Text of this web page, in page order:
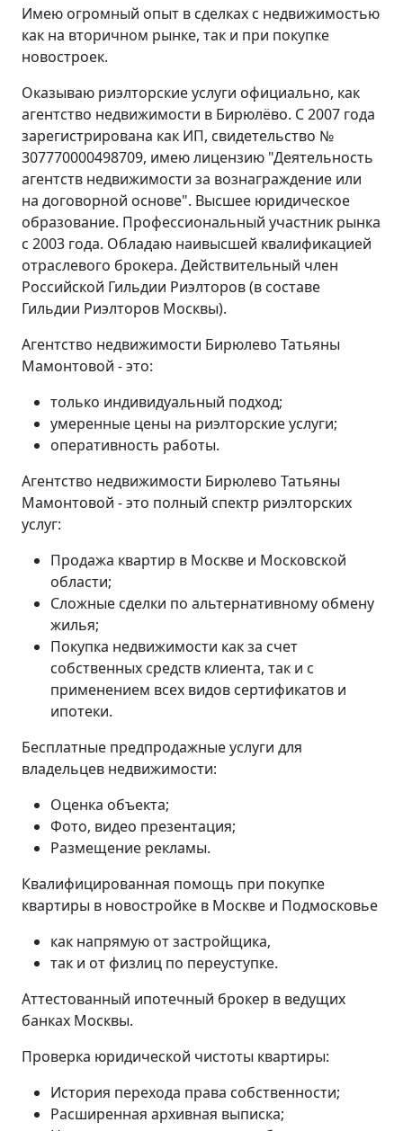
Имею огромный опыт в сделках с недвижимостью
как на вторичном рынке, так и при покупке
новостроек.
Оказываю риэлторские услуги официально, как
агентство недвижимости в Бирюлёво. С 2007 года
зарегистрирована как ИП, свидетельство №
307770000498709, имею лицензию "Деятельность
агентств недвижимости за вознаграждение или
на договорной основе". Высшее юридическое
образование. Профессиональный участник рынка
с 2003 года. Обладаю наивысшей квалификацией
отраслевого брокера. Действительный член
Российской Гильдии Риэлторов (в составе
Гильдии Риэлторов Москвы).
Агентство недвижимости Бирюлево Татьяны
Мамонтовой - это:
только индивидуальный подход;
умеренные цены на риэлторские услуги;
оперативность работы.
Агентство недвижимости Бирюлево Татьяны
Мамонтовой - это полный спектр риэлторских
услуг:
Продажа квартир в Москве и Московской
области;
Сложные сделки по альтернативному обмену
жилья;
Покупка недвижимости как за счет
собственных средств клиента, так и с
применением всех видов сертификатов и
ипотеки.
Бесплатные предпродажные услуги для
владельцев недвижимости:
Оценка объекта;
Фото, видео презентация;
Размещение рекламы.
Квалифицированная помощь при покупке
квартиры в новостройке в Москве и Подмосковье
как напрямую от застройщика,
так и от физлиц по переуступке.
Аттестованный ипотечный брокер в ведущих
банках Москвы.
Проверка юридической чистоты квартиры:
История перехода права собственности;
Расширенная архивная выписка;